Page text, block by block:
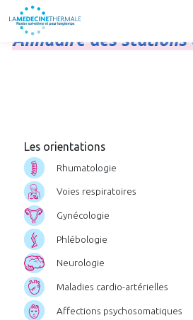
Annuairedesstations
Les orientations
Rhumatologie
Voies respiratoires
Gynécologie
Phlébologie
Neurologie
Maladies cardio-artérielles
Affections psychosomatiques